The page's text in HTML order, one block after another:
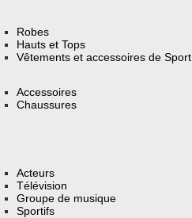
Robes
Hauts et Tops
Vêtements et accessoires de Sport
Accessoires
Chaussures
Acteurs
Télévision
Groupe de musique
Sportifs